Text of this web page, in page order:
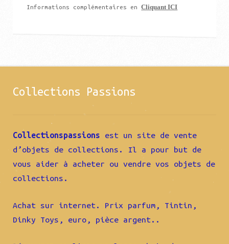
Informations complémentaires enCliquant ICI
Collections Passions
Collectionspassions est un site de vente
d’objets de collections. Il a pour but de
vous aider à acheter ou vendre vos objets de
collections.
Achat sur internet. Prix parfum, Tintin,
Dinky Toys, euro, pièce argent..